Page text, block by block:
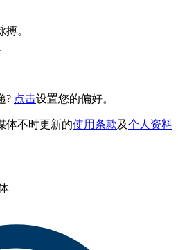
。
? 点击设置您的偏好。
体不时更新的使用条款及个人资料